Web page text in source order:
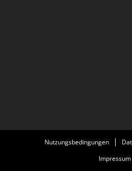
Nutzungsbedingungen
Impressum